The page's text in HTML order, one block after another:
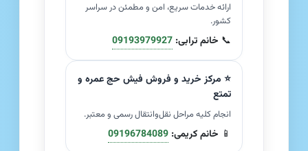
ارائه خدمات سریع، امن و مطمئن در سراسر
کشور.
📞 خانم ترابی: 09193979927
⭐ مرکز خرید و فروش فیش حج عمره و
تمتع
انجام کلیه مراحل نقل‌وانتقال رسمی و معتبر.
📱 خانم کریمی: 09196784089